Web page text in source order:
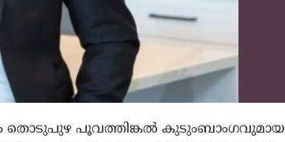
തൊടുപുഴ പൂവത്തിങ്കൽ കുടുംബാംഗവുമായ